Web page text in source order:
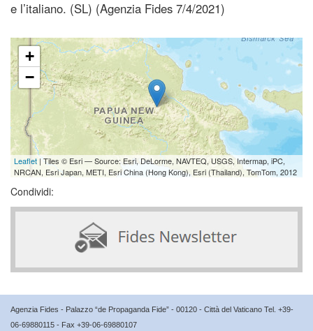
e l’italiano. (SL) (Agenzia Fides 7/4/2021)
+
−
Leaflet | Tiles © Esri — Source: Esri, DeLorme, NAVTEQ, USGS, Intermap, iPC,
NRCAN, Esri Japan, METI, Esri China (Hong Kong), Esri (Thailand), TomTom, 2012
Condividi:
Agenzia Fides - Palazzo “de Propaganda Fide” - 00120 - Città del Vaticano Tel. +39-
06-69880115 - Fax +39-06-69880107